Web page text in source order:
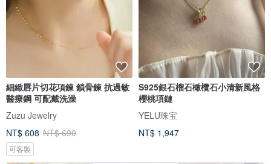
細緻唇片切花項鍊 鎖骨鍊 抗過敏
醫療鋼 可配戴洗澡
Zuzu Jewelry
NT$ 608 NT$ 690
可客製
S925銀石榴石橄欖石小清新風格
櫻桃項鏈
YELU珠宝
NT$ 1,947